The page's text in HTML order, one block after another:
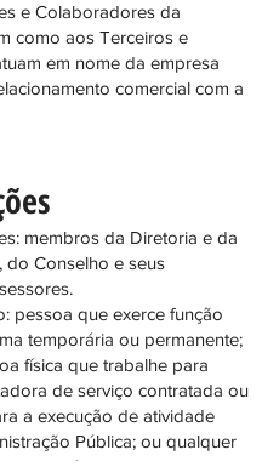
e Colaboradores da
como aos Terceiros e
em nome da empresa
comercial com a
membros da Diretoria e da
do Conselho e seus
pessoa que exerce função
temporária ou permanente;
física que trabalhe para
de serviço contratada ou
a execução de atividade
Pública; ou qualquer